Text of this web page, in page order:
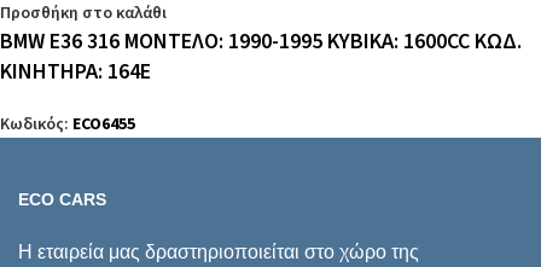
Προσθήκη στο καλάθι
BMW E36 316 ΜΟΝΤΕΛΟ: 1990-1995 ΚΥΒΙΚΑ: 1600CC ΚΩΔ.
ΚΙΝΗΤΗΡΑ: 164E
Κωδικός: ECO6455
ECO CARS
Η εταιρεία μας δραστηριοποιείται στο χώρο της